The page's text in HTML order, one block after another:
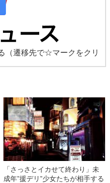
（遷移先で☆マークをクリ
「さっさとイカせて終わり」未
成年”援デリ”少女たちが相手する